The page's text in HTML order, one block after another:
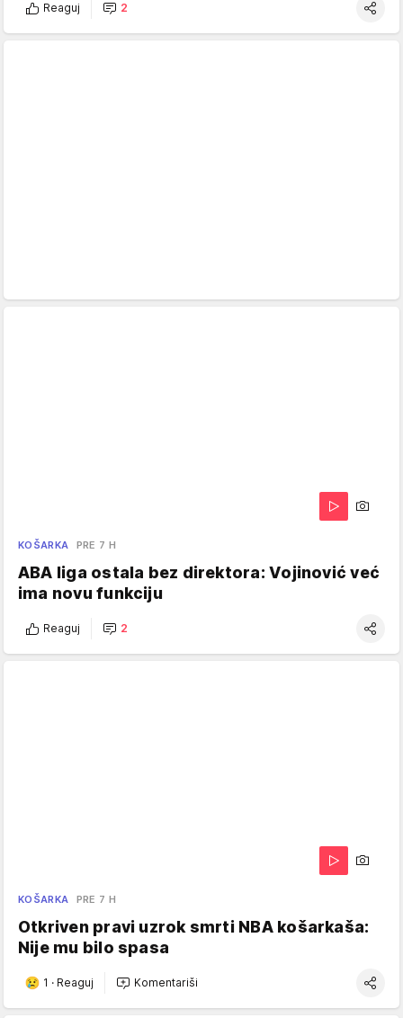
Reaguj 2
KOŠARKA PRE 7 H
ABA liga ostala bez direktora: Vojinović već
ima novu funkciju
Reaguj 2
KOŠARKA PRE 7 H
Otkriven pravi uzrok smrti NBA košarkaša:
Nije mu bilo spasa
1 · Reaguj Komentariši